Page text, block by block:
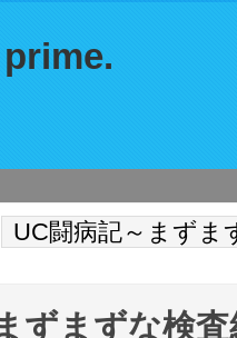
UC闘病記～まずま
ずまずな検査